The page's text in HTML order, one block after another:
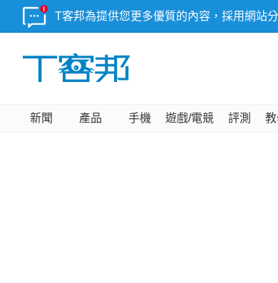
T客邦為提供您更多優質的內容，採用網站
新聞 產品 手機 遊戲/電競 評測